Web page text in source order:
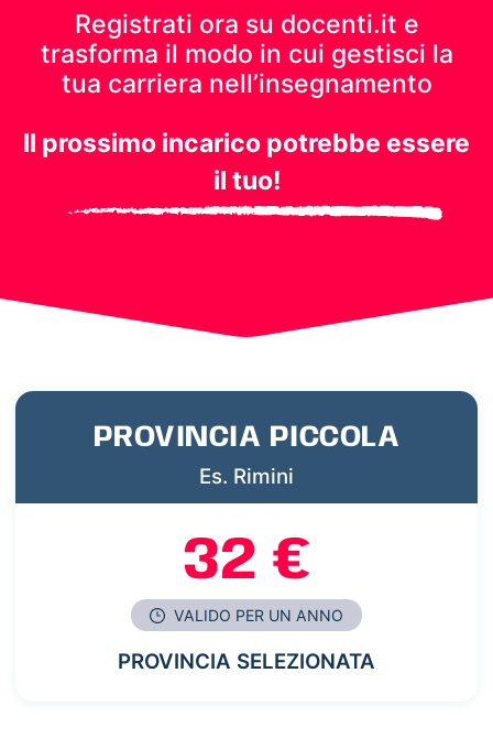
Registrati ora su docenti.it e
trasforma il modo in cui gestisci la
tua carriera nell’insegnamento
Il prossimo incarico potrebbe essere
il tuo!
PROVINCIA PICCOLA
Es. Rimini
32 €
VALIDO PER UN ANNO
PROVINCIA SELEZIONATA